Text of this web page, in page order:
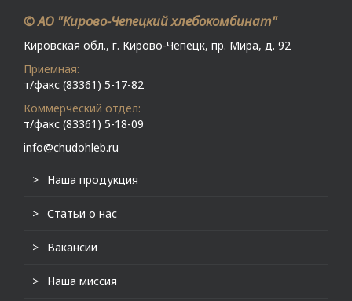
© АО "Кирово-Чепецкий хлебокомбинат"
Кировская обл., г. Кирово-Чепецк, пр. Мира, д. 92
Приемная:
т/факс (83361) 5-17-82
Коммерческий отдел:
т/факс (83361) 5-18-09
info@chudohleb.ru
Наша продукция
Статьи о нас
Вакансии
Наша миссия